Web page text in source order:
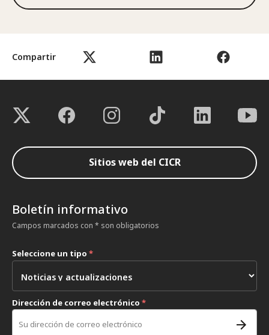
Compartir
Sitios web del CICR
Boletín informativo
Campos marcados con * son obligatorios
Seleccione un tipo *
Dirección de correo electrónico *